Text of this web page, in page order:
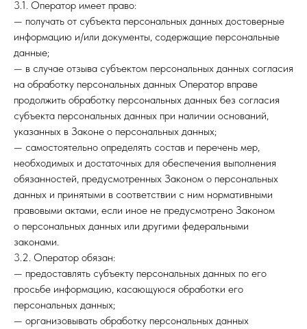
3.1. Оператор имеет право:
— получать от субъекта персональных данных достоверные
информацию и/или документы, содержащие персональные
данные;
— в случае отзыва субъектом персональных данных согласия
на обработку персональных данных Оператор вправе
продолжить обработку персональных данных без согласия
субъекта персональных данных при наличии оснований,
указанных в Законе о персональных данных;
— самостоятельно определять состав и перечень мер,
необходимых и достаточных для обеспечения выполнения
обязанностей, предусмотренных Законом о персональных
данных и принятыми в соответствии с ним нормативными
правовыми актами, если иное не предусмотрено Законом
о персональных данных или другими федеральными
законами.
3.2. Оператор обязан:
— предоставлять субъекту персональных данных по его
просьбе информацию, касающуюся обработки его
персональных данных;
— организовывать обработку персональных данных